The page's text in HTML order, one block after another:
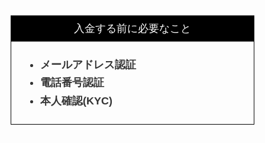
入金する前に必要なこと
メールアドレス認証
電話番号認証
本人確認(KYC)